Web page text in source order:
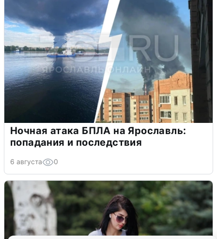
Ночная атака БПЛА на Ярославль:
попадания и последствия
6 августа 0